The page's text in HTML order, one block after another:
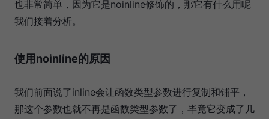
也非常简单，因为它是noinline修饰的，那它有什么用呢
我们接着分析。
使用noinline的原因
我们前面说了inline会让函数类型参数进行复制和铺平，
那这个参数也就不再是函数类型参数了，毕竟它变成了几